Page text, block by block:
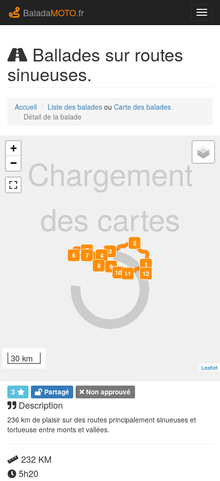
BaladaMOTO.fr
Ballades sur routes
sinueuses.
Accueil Liste des balades ou Carte des balades
Détail de la balade
Chargement
des cartes
0
1
2
3
4
5
6
7
8
9
10 11 12
+
−
30 km
Leaflet
3 Partagé Non approuvé
Description
236 km de plaisir sur des routes principalement sinueuses et
tortueuse entre monts et vallées.
232 KM
5h20